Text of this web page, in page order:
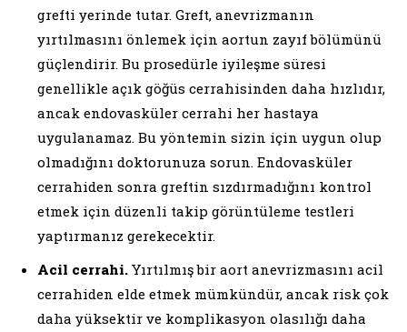
grefti yerinde tutar. Greft, anevrizmanın
yırtılmasını önlemek için aortun zayıf bölümünü
güçlendirir. Bu prosedürle iyileşme süresi
genellikle açık göğüs cerrahisinden daha hızlıdır,
ancak endovasküler cerrahi her hastaya
uygulanamaz. Bu yöntemin sizin için uygun olup
olmadığını doktorunuza sorun. Endovasküler
cerrahiden sonra greftin sızdırmadığını kontrol
etmek için düzenli takip görüntüleme testleri
yaptırmanız gerekecektir.
Acil cerrahi. Yırtılmış bir aort anevrizmasını acil
cerrahiden elde etmek mümkündür, ancak risk çok
daha yüksektir ve komplikasyon olasılığı daha